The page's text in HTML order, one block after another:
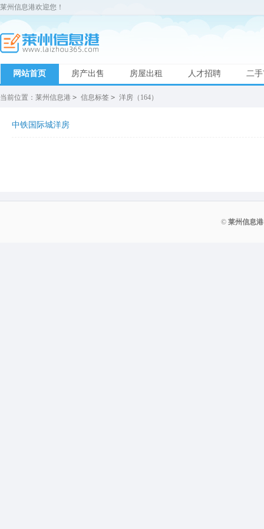
莱州信息港欢迎您！
网站首页 房产出售 房屋出租 人才招聘 二
当前位置： 莱州信息港 > 信息标签 > 洋房（164）
中铁国际城洋房
© 莱州信息港